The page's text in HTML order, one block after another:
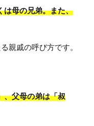
は母の兄弟。また、
親戚の呼び方です。
、父母の弟は「叔